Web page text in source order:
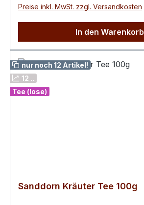
Preise inkl. MwSt. zzgl. Versandkosten
In den Warenkorb
nur noch 12 Artikel!
12 ..
Tee (lose)
Sanddorn Kräuter Tee 100g